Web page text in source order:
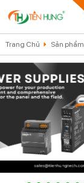
Trang Chủ Sản phẩm